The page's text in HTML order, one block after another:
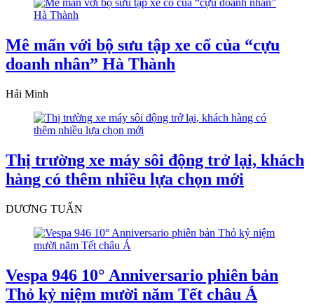
Mê mẩn với bộ sưu tập xe cổ của “cựu
doanh nhân” Hà Thành
Hải Minh
Thị trường xe máy sôi động trở lại, khách
hàng có thêm nhiều lựa chọn mới
DƯƠNG TUẤN
Vespa 946 10° Anniversario phiên bản
Thỏ kỷ niệm mười năm Tết châu Á